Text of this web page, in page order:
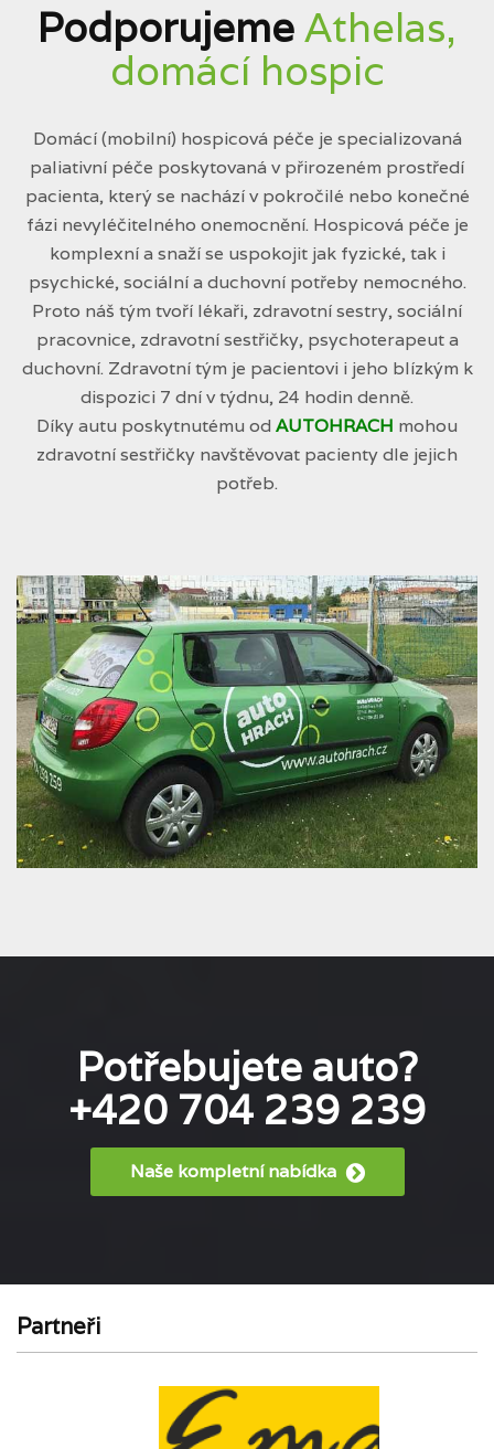
PodporujemeAthelas,
domácí hospic
Domácí (mobilní) hospicová péče je specializovaná
paliativní péče poskytovaná v přirozeném prostředí
pacienta, který se nachází v pokročilé nebo konečné
fázi nevyléčitelného onemocnění. Hospicová péče je
komplexní a snaží se uspokojit jak fyzické, tak i
psychické, sociální a duchovní potřeby nemocného.
Proto náš tým tvoří lékaři, zdravotní sestry, sociální
pracovnice, zdravotní sestřičky, psychoterapeut a
duchovní. Zdravotní tým je pacientovi i jeho blízkým k
dispozici 7 dní v týdnu, 24 hodin denně.
Díky autu poskytnutému od AUTOHRACH mohou
zdravotní sestřičky navštěvovat pacienty dle jejich
potřeb.
Potřebujete auto?
+420 704 239 239
Naše kompletní nabídka
Partneři